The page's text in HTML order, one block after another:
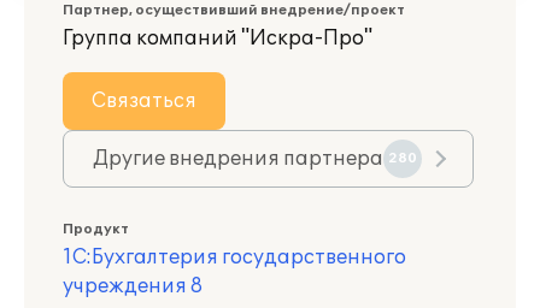
Партнер, осуществивший внедрение/проект
Группа компаний "Искра-Про"
Связаться
Другие внедрения партнера 280
Продукт
1С:Бухгалтерия государственного
учреждения 8